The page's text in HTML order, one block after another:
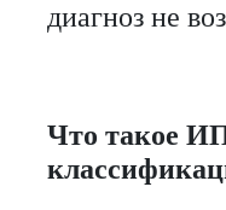
диагноз не
Что такое